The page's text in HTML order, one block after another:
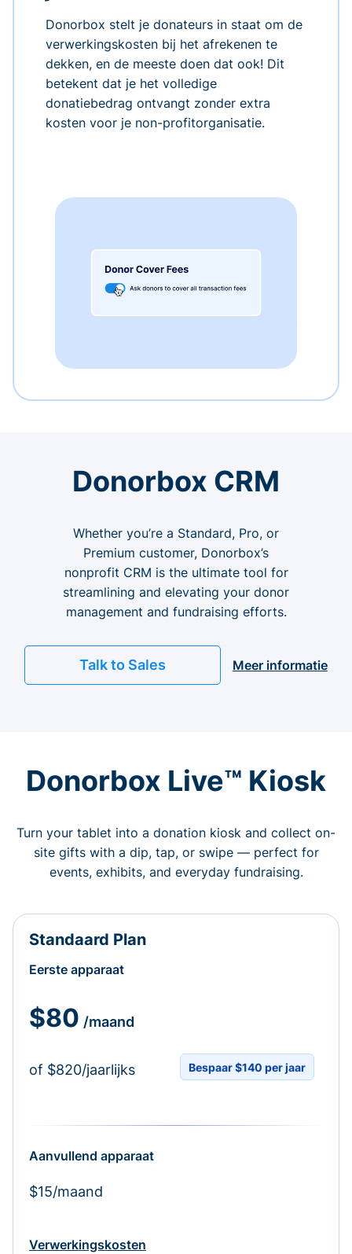
Donorbox stelt je donateurs in staat om de
verwerkingskosten bij het afrekenen te
dekken, en de meeste doen dat ook! Dit
betekent dat je het volledige
donatiebedrag ontvangt zonder extra
kosten voor je non-profitorganisatie.
Donorbox CRM
Whether you’re a Standard, Pro, or
Premium customer, Donorbox’s
nonprofit CRM is the ultimate tool for
streamlining and elevating your donor
management and fundraising efforts.
Talk to Sales Meer informatie
Donorbox Live™ Kiosk
Turn your tablet into a donation kiosk and collect on-
site gifts with a dip, tap, or swipe — perfect for
events, exhibits, and everyday fundraising.
Standaard Plan
Eerste apparaat
$80 /maand
of $820/jaarlijks Bespaar $140 per jaar
Aanvullend apparaat
$15/maand
Verwerkingskosten